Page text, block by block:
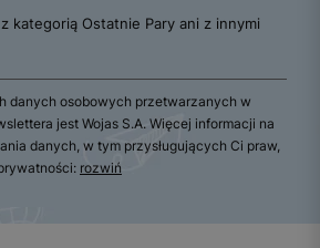
kategorią Ostatnie Pary ani z innymi
danych osobowych przetwarzanych w
jest Wojas S.A. Więcej informacji na
danych, w tym przysługujących Ci praw,
rozwiń